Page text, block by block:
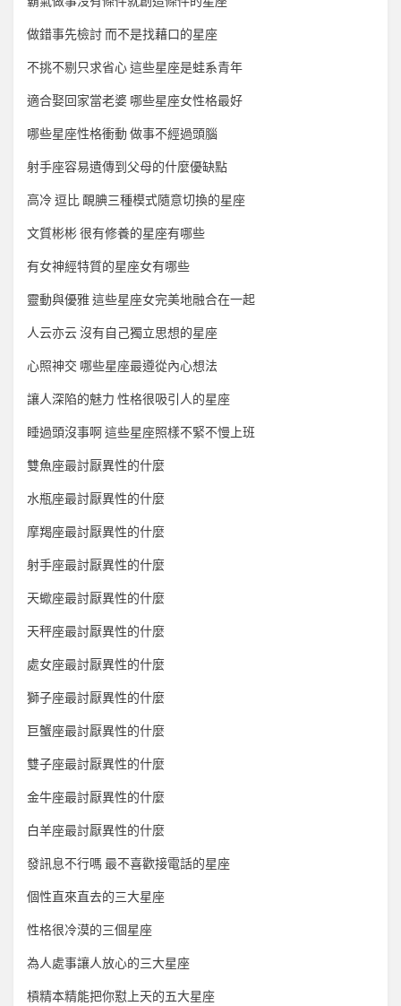
做錯事先檢討 而不是找藉口的星座
不挑不剔只求省心 這些星座是蛙系青年
適合娶回家當老婆 哪些星座女性格最好
哪些星座性格衝動 做事不經過頭腦
射手座容易遺傳到父母的什麼優缺點
高冷 逗比 靦腆三種模式隨意切換的星座
文質彬彬 很有修養的星座有哪些
有女神經特質的星座女有哪些
靈動與優雅 這些星座女完美地融合在一起
人云亦云 沒有自己獨立思想的星座
心照神交 哪些星座最遵從內心想法
讓人深陷的魅力 性格很吸引人的星座
睡過頭沒事啊 這些星座照樣不緊不慢上班
雙魚座最討厭異性的什麼
水瓶座最討厭異性的什麼
摩羯座最討厭異性的什麼
射手座最討厭異性的什麼
天蠍座最討厭異性的什麼
天秤座最討厭異性的什麼
處女座最討厭異性的什麼
獅子座最討厭異性的什麼
巨蟹座最討厭異性的什麼
雙子座最討厭異性的什麼
金牛座最討厭異性的什麼
白羊座最討厭異性的什麼
發訊息不行嗎 最不喜歡接電話的星座
個性直來直去的三大星座
性格很冷漠的三個星座
為人處事讓人放心的三大星座
槓精本精能把你懟上天的五大星座